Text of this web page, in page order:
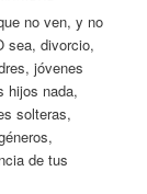
no ven, y no
sea, divorcio,
jóvenes
hijos nada,
solteras,
de tus